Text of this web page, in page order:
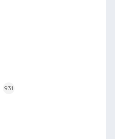
931